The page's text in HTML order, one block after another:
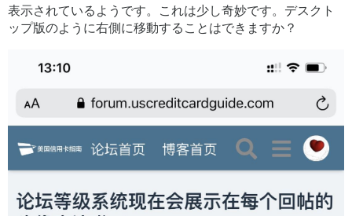
表示されているようです。これは少し奇妙です。デスクト
ップ版のように右側に移動することはできますか？